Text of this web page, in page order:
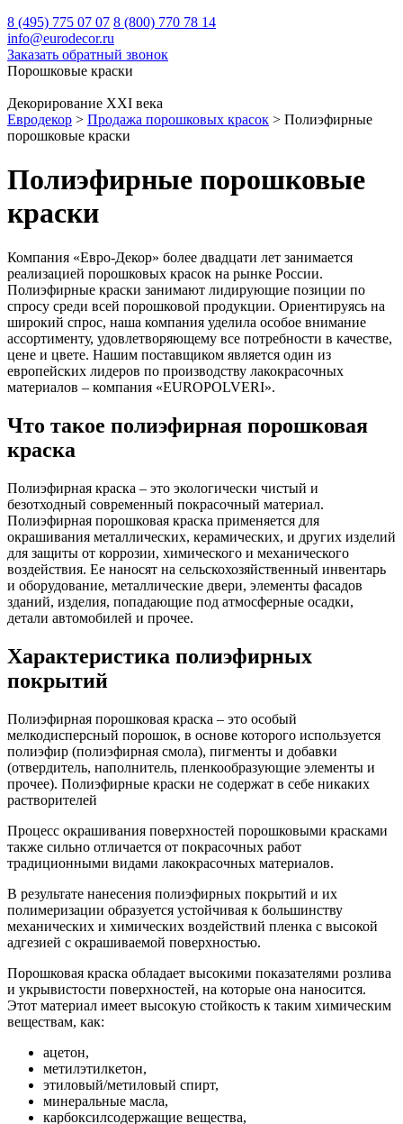
8 (495) 775 07 07 8 (800) 770 78 14
info@eurodecor.ru
Заказать обратный звонок
Порошковые краски
Декорирование XXI века
Евродекор > Продажа порошковых красок > Полиэфирные
порошковые краски
Полиэфирные порошковые
краски
Компания «Евро-Декор» более двадцати лет занимается
реализацией порошковых красок на рынке России.
Полиэфирные краски занимают лидирующие позиции по
спросу среди всей порошковой продукции. Ориентируясь на
широкий спрос, наша компания уделила особое внимание
ассортименту, удовлетворяющему все потребности в качестве,
цене и цвете. Нашим поставщиком является один из
европейских лидеров по производству лакокрасочных
материалов – компания «EUROPOLVERI».
Что такое полиэфирная порошковая
краска
Полиэфирная краска – это экологически чистый и
безотходный современный покрасочный материал.
Полиэфирная порошковая краска применяется для
окрашивания металлических, керамических, и других изделий
для защиты от коррозии, химического и механического
воздействия. Ее наносят на сельскохозяйственный инвентарь
и оборудование, металлические двери, элементы фасадов
зданий, изделия, попадающие под атмосферные осадки,
детали автомобилей и прочее.
Характеристика полиэфирных
покрытий
Полиэфирная порошковая краска – это особый
мелкодисперсный порошок, в основе которого используется
полиэфир (полиэфирная смола), пигменты и добавки
(отвердитель, наполнитель, пленкообразующие элементы и
прочее). Полиэфирные краски не содержат в себе никаких
растворителей
Процесс окрашивания поверхностей порошковыми красками
также сильно отличается от покрасочных работ
традиционными видами лакокрасочных материалов.
В результате нанесения полиэфирных покрытий и их
полимеризации образуется устойчивая к большинству
механических и химических воздействий пленка с высокой
адгезией с окрашиваемой поверхностью.
Порошковая краска обладает высокими показателями розлива
и укрывистости поверхностей, на которые она наносится.
Этот материал имеет высокую стойкость к таким химическим
веществам, как:
ацетон,
метилэтилкетон,
этиловый/метиловый спирт,
минеральные масла,
карбоксилсодержащие вещества,